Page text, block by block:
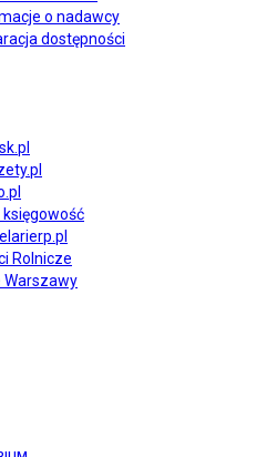
o nadawcy
dostępności
księgowość
Rolnicze
Warszawy